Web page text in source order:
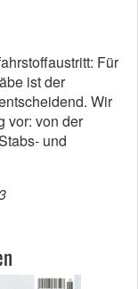
Für
ist der
Wir
vor: von der
und